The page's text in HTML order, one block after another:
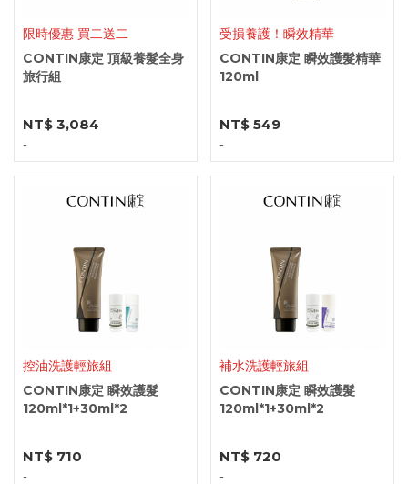
限時優惠 買二送二
CONTIN康定 頂級養髮全身
旅行組
NT$ 3,084
-
受損養護！瞬效精華
CONTIN康定 瞬效護髮精華
120ml
NT$ 549
-
控油洗護輕旅組
CONTIN康定 瞬效護髮
120ml*1+30ml*2
NT$ 710
-
補水洗護輕旅組
CONTIN康定 瞬效護髮
120ml*1+30ml*2
NT$ 720
-